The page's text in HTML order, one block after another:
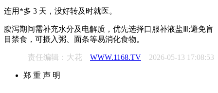
连用*多 3 天，没好转及时就医。
腹泻期间需补充水分及电解质，优先选择口服补液盐Ⅲ;避免盲
目禁食，可摄入粥、面条等易消化食物。
责任编辑：大花 WWW.1168.TV 2026-05-13 17:08:53
郑 重 声 明